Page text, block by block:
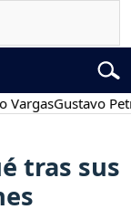
Gustavo Petro
tras sus